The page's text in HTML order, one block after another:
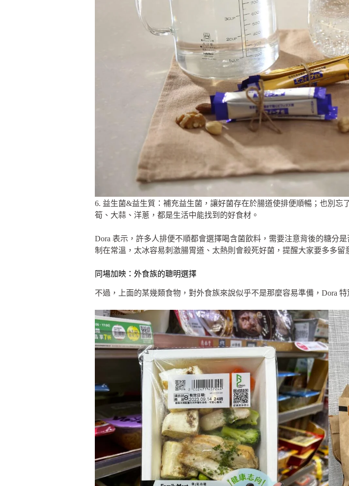
6. 益生菌&益生質：補充益生菌，讓好菌存在於腸道使排便順暢；也別
筍、大蒜、洋蔥，都是生活中能找到的好食材。
Dora 表示，許多人排便不順都會選擇喝含菌飲料，需要注意背後的糖分
制在常溫，太冰容易刺激腸胃道、太熱則會殺死好菌，提醒大家要多多留
同場加映：外食族的聰明選擇
不過，上面的某幾類食物，對外食族來說似乎不是那麼容易準備，Dora